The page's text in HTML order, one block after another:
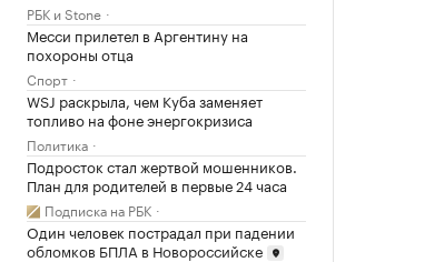
РБК и Stone
Месси прилетел в Аргентину на
похороны отца
Спорт
WSJ раскрыла, чем Куба заменяет
топливо на фоне энергокризиса
Политика
Подросток стал жертвой мошенников.
План для родителей в первые 24 часа
Подписка на РБК
Один человек пострадал при падении
обломков БПЛА в Новороссийске